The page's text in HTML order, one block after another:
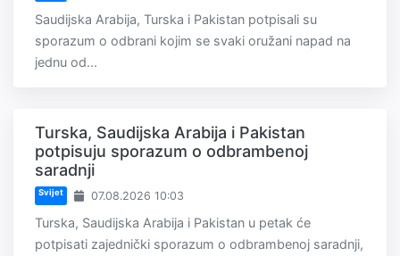
Saudijska Arabija, Turska i Pakistan potpisali su
sporazum o odbrani kojim se svaki oružani napad na
jednu od...
Turska, Saudijska Arabija i Pakistan
potpisuju sporazum o odbrambenoj
saradnji
Svijet 07.08.2026 10:03
Turska, Saudijska Arabija i Pakistan u petak će
potpisati zajednički sporazum o odbrambenoj saradnji,